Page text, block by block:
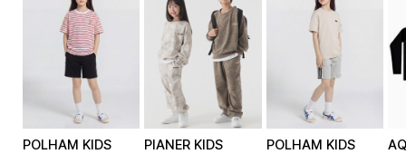
POLHAM KIDS
PIANER KIDS
POLHAM KIDS